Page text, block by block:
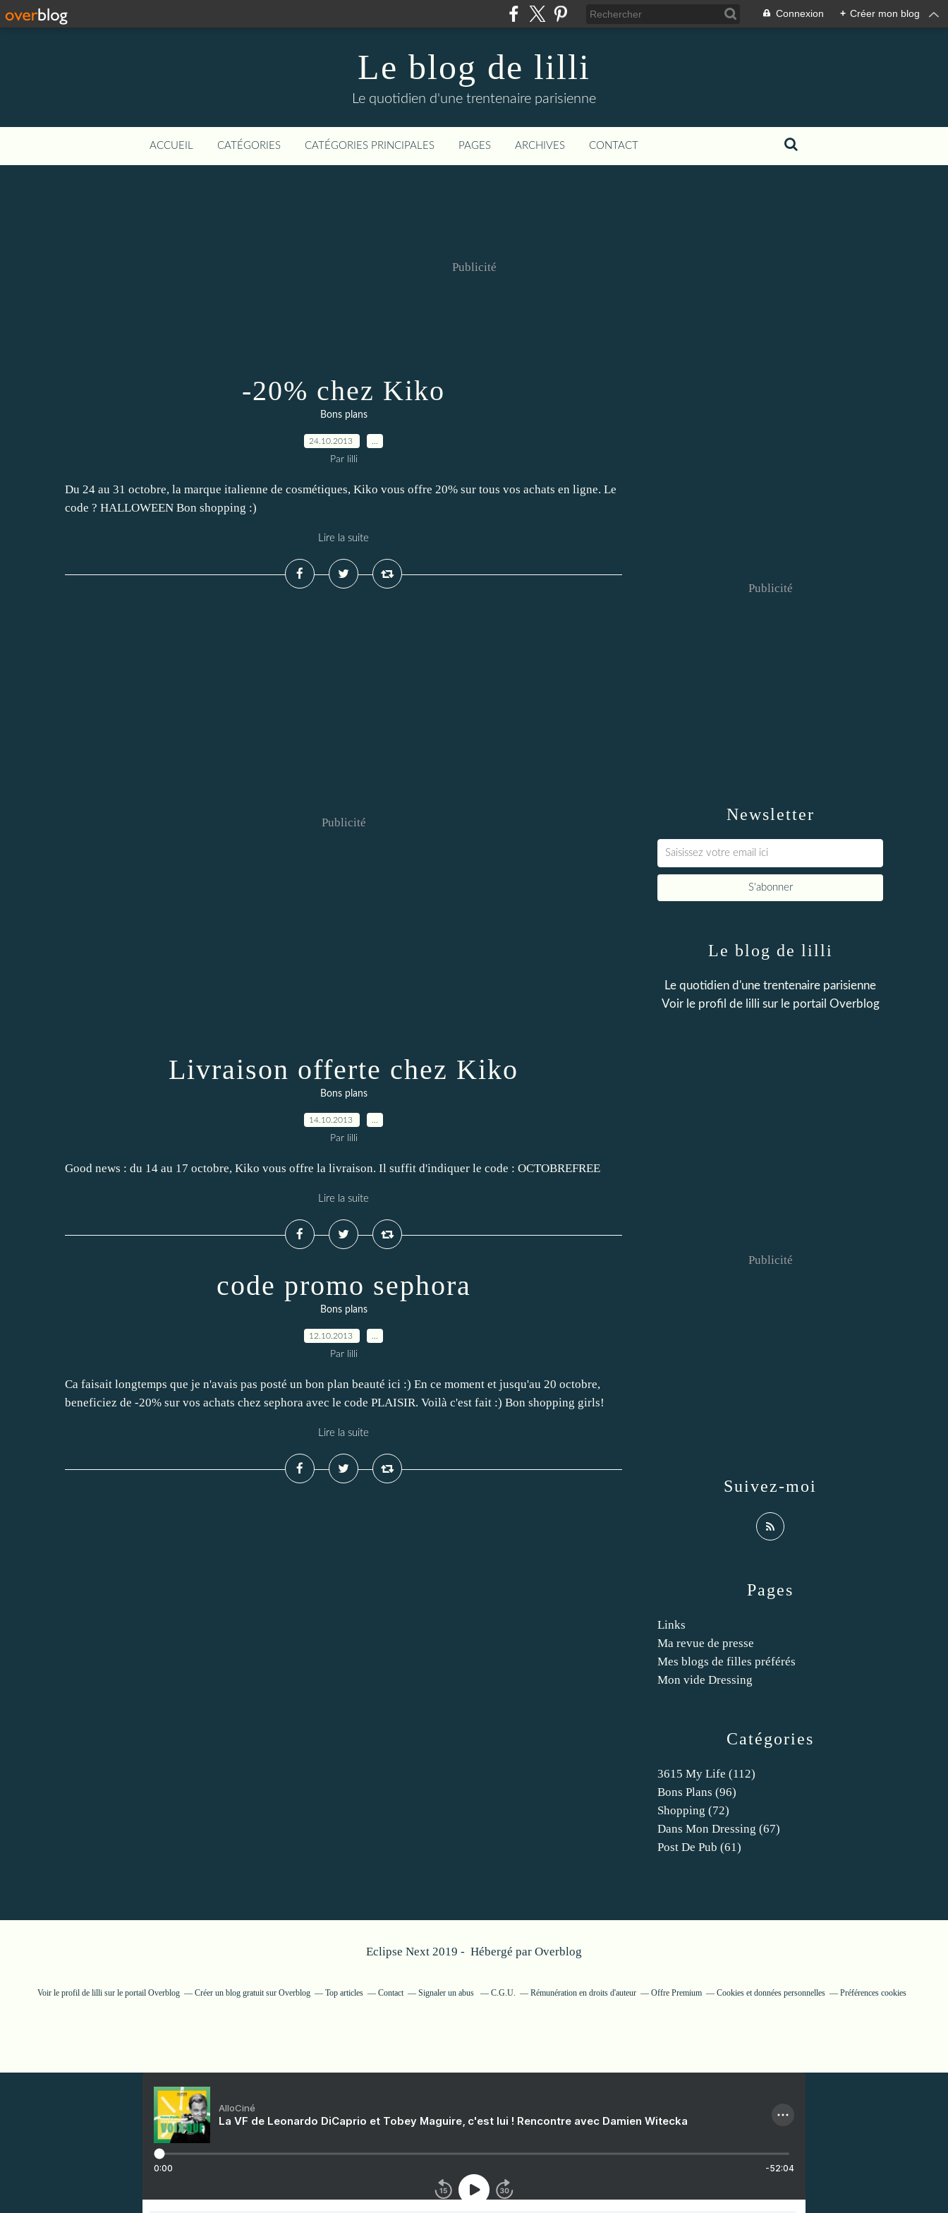
Connexion + Créer mon blog
Le blog de lilli
Le quotidien d'une trentenaire parisienne
ACCUEIL CATÉGORIES CATÉGORIES PRINCIPALES PAGES ARCHIVES CONTACT
Publicité
-20% chez Kiko
Bons plans
24.10.2013
Par lilli
Du 24 au 31 octobre, la marque italienne de cosmétiques, Kiko vous offre 20% sur tous vos achats en ligne. Le
code ? HALLOWEEN Bon shopping :)
Lire la suite
Publicité
Livraison offerte chez Kiko
Bons plans
14.10.2013
Par lilli
Good news : du 14 au 17 octobre, Kiko vous offre la livraison. Il suffit d'indiquer le code : OCTOBREFREE
Lire la suite
code promo sephora
Bons plans
12.10.2013
Par lilli
Ca faisait longtemps que je n'avais pas posté un bon plan beauté ici :) En ce moment et jusqu'au 20 octobre,
beneficiez de -20% sur vos achats chez sephora avec le code PLAISIR. Voilà c'est fait :) Bon shopping girls!
Lire la suite
Newsletter
Publicité
Catégories
3615 My Life (112)
Bons Plans (96)
Shopping (72)
Dans Mon Dressing (67)
Post De Pub (61)
Pages
Links
Ma revue de presse
Mes blogs de filles préférés
Mon vide Dressing
Le blog de lilli
Le quotidien d'une trentenaire parisienne
Voir le profil de lilli sur le portail Overblog
Suivez-moi
Publicité
Eclipse Next 2019 - Hébergé par Overblog
Voir le profil de lilli sur le portail Overblog Créer un blog gratuit sur Overblog Top articles Contact Signaler un abus C.G.U. Rémunération en droits d'auteur Offre Premium Cookies et données personnelles Préférences cookies
AlloCiné
La VF de Leonardo DiCaprio et Tobey Maguire, c'est lui ! Rencontre avec Damien Witecka
0:00 -52:04